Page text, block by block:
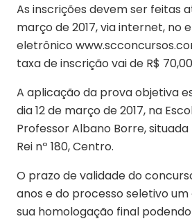
As inscrições devem ser feitas
março de 2017, via internet, no
eletrônico
taxa de inscrição vai de R$ 70,00
A aplicação da prova objetiva
dia 12 de março de 2017, na
Professor Albano Borre,
Rei nº 180, Centro.
O prazo de validade do
anos e do processo seletivo
sua homologação final